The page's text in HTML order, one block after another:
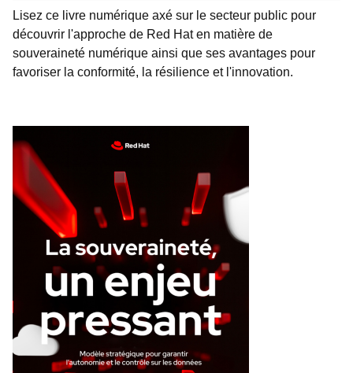
Lisez ce livre numérique axé sur le secteur public pour
découvrir l'approche de Red Hat en matière de
souveraineté numérique ainsi que ses avantages pour
favoriser la conformité, la résilience et l'innovation.